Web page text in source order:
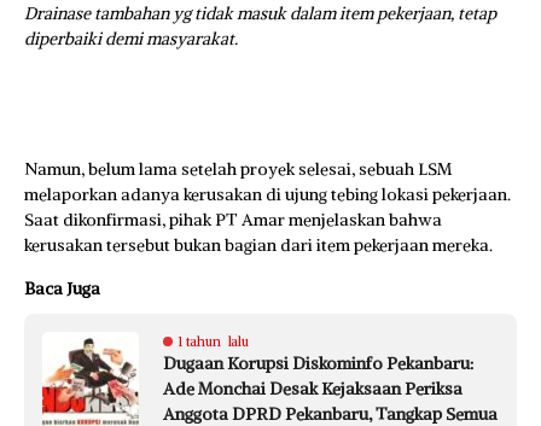
Drainase tambahan yg tidak masuk dalam item pekerjaan, tetap
diperbaiki demi masyarakat.
Namun, belum lama setelah proyek selesai, sebuah LSM
melaporkan adanya kerusakan di ujung tebing lokasi pekerjaan.
Saat dikonfirmasi, pihak PT Amar menjelaskan bahwa
kerusakan tersebut bukan bagian dari item pekerjaan mereka.
Baca Juga
1 tahun lalu
Dugaan Korupsi Diskominfo Pekanbaru:
Ade Monchai Desak Kejaksaan Periksa
Anggota DPRD Pekanbaru, Tangkap Semua